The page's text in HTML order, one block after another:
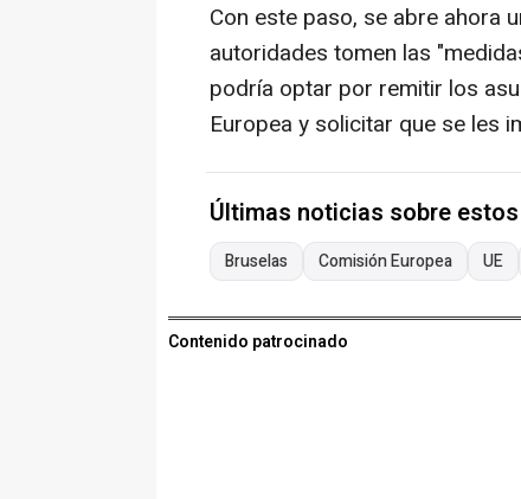
Con este paso, se abre ahora
autoridades tomen las
podría optar por remitir los
Europea y solicitar que se les
Últimas noticias sobre
Bruselas Comisión Europea UE
Contenido patrocinado